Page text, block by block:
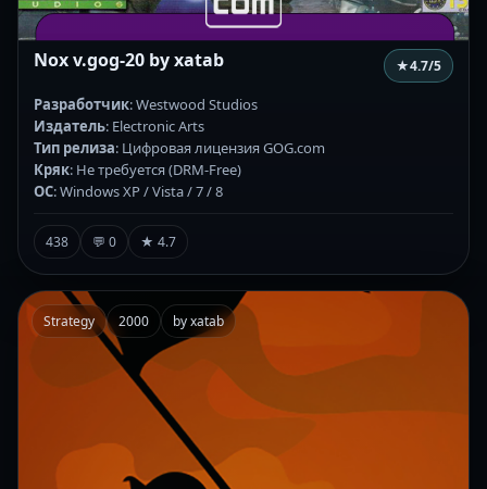
Nox v.gog-20 by xatab ★4.7/5
Разработчик: Westwood Studios
Издатель: Electronic Arts
Тип релиза: Цифровая лицензия GOG.com
Кряк: Не требуется (DRM-Free)
ОС: Windows XP / Vista / 7 / 8
438 💬 0 ★ 4.7
Strategy 2000 by xatab